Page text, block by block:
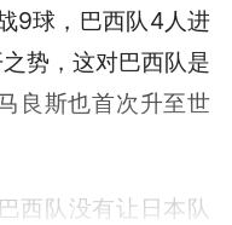
9球，巴西队4人进
势，这对巴西队是
良斯也首次升至世
西队没有让日本队